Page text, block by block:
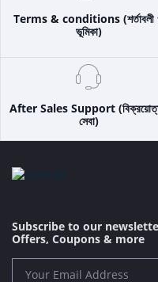
Terms & conditions (শর্তাবলী
ভূমিকা)
After Sales Support
সেবা)
Subscribe to our
Offers, Coupons & more